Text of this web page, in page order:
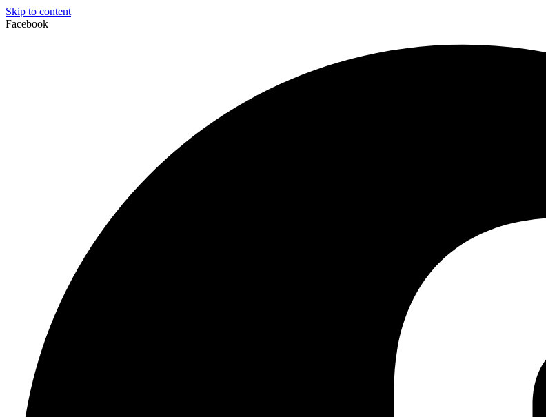
Skip to content
Facebook